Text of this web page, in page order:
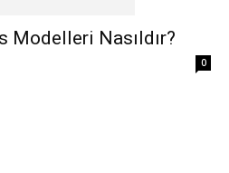
Modelleri Nasıldır?
0